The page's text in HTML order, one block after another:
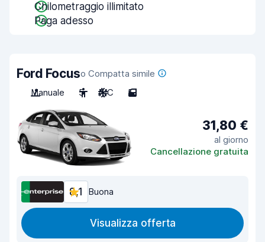
Chilometraggio illimitato
Paga adesso
Ford Focuso Compatta simile
Manuale
5 A/C 5
31,80 €
al giorno
Cancellazione gratuita
8,1 Buona
Visualizza offerta